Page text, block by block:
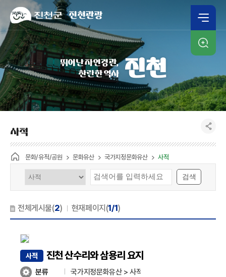
진천관광
인기검색어
일자리 채용공고 신청서
뛰어난 자연경관,
찬란한 역사
진천
문화/유적/공원 문화유산 국가지정문화유산 사적
사적
검색
전체게시물(2) 현재페이지(1/1)
사적 진천 산수리와 삼용리 요지
분류
국가지정문화유산 > 사적